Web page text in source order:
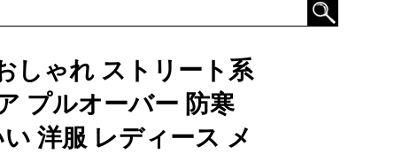
しゃれ ストリート系
プルオーバー 防寒
洋服 レディース メ